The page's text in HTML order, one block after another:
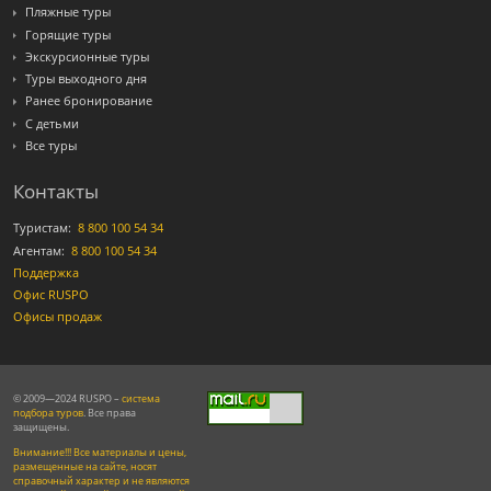
Пляжные туры
Горящие туры
Экскурсионные туры
Туры выходного дня
Ранее бронирование
С детьми
Все туры
Контакты
Туристам: 8 800 100 54 34
Агентам: 8 800 100 54 34
Поддержка
Офис RUSPO
Офисы продаж
© 2009—2024 RUSPO – система
подбора туров. Все права
защищены.
Внимание!!! Все материалы и цены,
размещенные на сайте, носят
справочный характер и не являются